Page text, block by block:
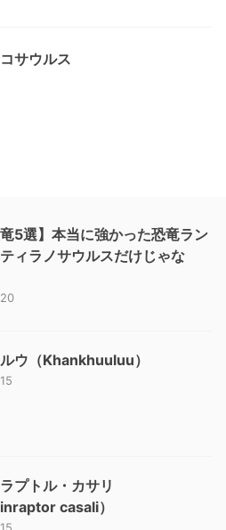
サウルス
竜5選】本当に強かった恐竜ラン
ィラノサウルスだけじゃな
ウ（Khankhuuluu）
プトル・カサリ
casali）